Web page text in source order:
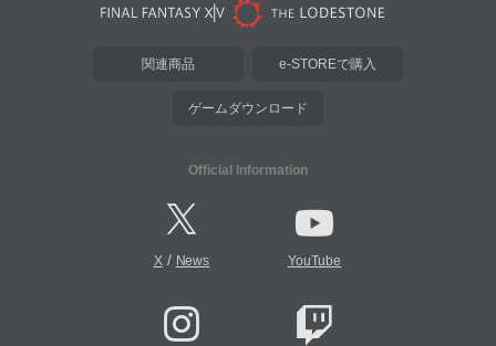
関連商品 e-STOREで購入
ゲームダウンロード
Official Information
X/ News YouTube